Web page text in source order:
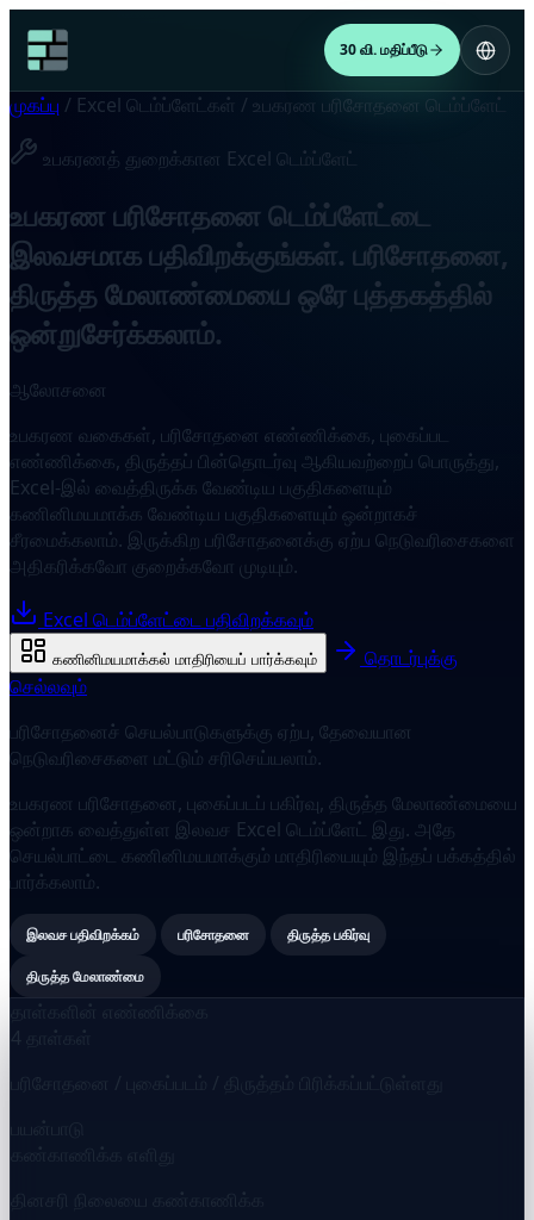
30 வி. மதிப்பீடு
முகப்பு / Excel டெம்ப்ளேட்கள் / உபகரண பரிசோதனை டெம்ப்ளேட்
உபகரணத் துறைக்கான Excel டெம்ப்ளேட்
உபகரண பரிசோதனை டெம்ப்ளேட்டை
இலவசமாக பதிவிறக்குங்கள். பரிசோதனை,
திருத்த மேலாண்மையை ஒரே புத்தகத்தில்
ஒன்றுசேர்க்கலாம்.
ஆலோசனை
உபகரண வகைகள், பரிசோதனை எண்ணிக்கை, புகைப்பட
எண்ணிக்கை, திருத்தப் பின்தொடர்வு ஆகியவற்றைப் பொருத்து,
Excel-இல் வைத்திருக்க வேண்டிய பகுதிகளையும்
கணினிமயமாக்க வேண்டிய பகுதிகளையும் ஒன்றாகச்
சீரமைக்கலாம். இருக்கிற பரிசோதனைக்கு ஏற்ப நெடுவரிசைகளை
அதிகரிக்கவோ குறைக்கவோ முடியும்.
Excel டெம்ப்ளேட்டை பதிவிறக்கவும்
கணினிமயமாக்கல் மாதிரியைப் பார்க்கவும்
தொடர்புக்கு
செல்லவும்
பரிசோதனைச் செயல்பாடுகளுக்கு ஏற்ப, தேவையான
நெடுவரிசைகளை மட்டும் சரிசெய்யலாம்.
உபகரண பரிசோதனை, புகைப்படப் பகிர்வு, திருத்த மேலாண்மையை
ஒன்றாக வைத்துள்ள இலவச Excel டெம்ப்ளேட் இது. அதே
செயல்பாட்டை கணினிமயமாக்கும் மாதிரியையும் இந்தப் பக்கத்தில்
பார்க்கலாம்.
இலவச பதிவிறக்கம் பரிசோதனை திருத்த பகிர்வு
திருத்த மேலாண்மை
தாள்களின் எண்ணிக்கை
4 தாள்கள்
பரிசோதனை / புகைப்படம் / திருத்தம் பிரிக்கப்பட்டுள்ளது
பயன்பாடு
கண்காணிக்க எளிது
தினசரி நிலையை கண்காணிக்க